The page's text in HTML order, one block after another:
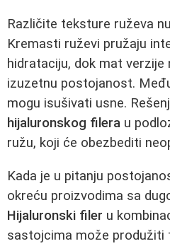
Različite teksture ruževa
Kremasti ruževi pružaju
hidrataciju, dok mat verzije
izuzetnu postojanost.
mogu isušivati usne.
hijaluronskog filera u
ružu, koji će obezbediti
Kada je u pitanju
okreću proizvodima sa
Hijaluronski filer u
sastojcima može produžiti